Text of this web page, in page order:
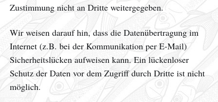
Zustimmung nicht an Dritte weitergegeben.
Wir weisen darauf hin, dass die Datenübertragung im
Internet (z.B. bei der Kommunikation per E-Mail)
Sicherheitslücken aufweisen kann. Ein lückenloser
Schutz der Daten vor dem Zugriff durch Dritte ist nicht
möglich.